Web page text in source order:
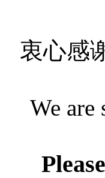
衷心感
We